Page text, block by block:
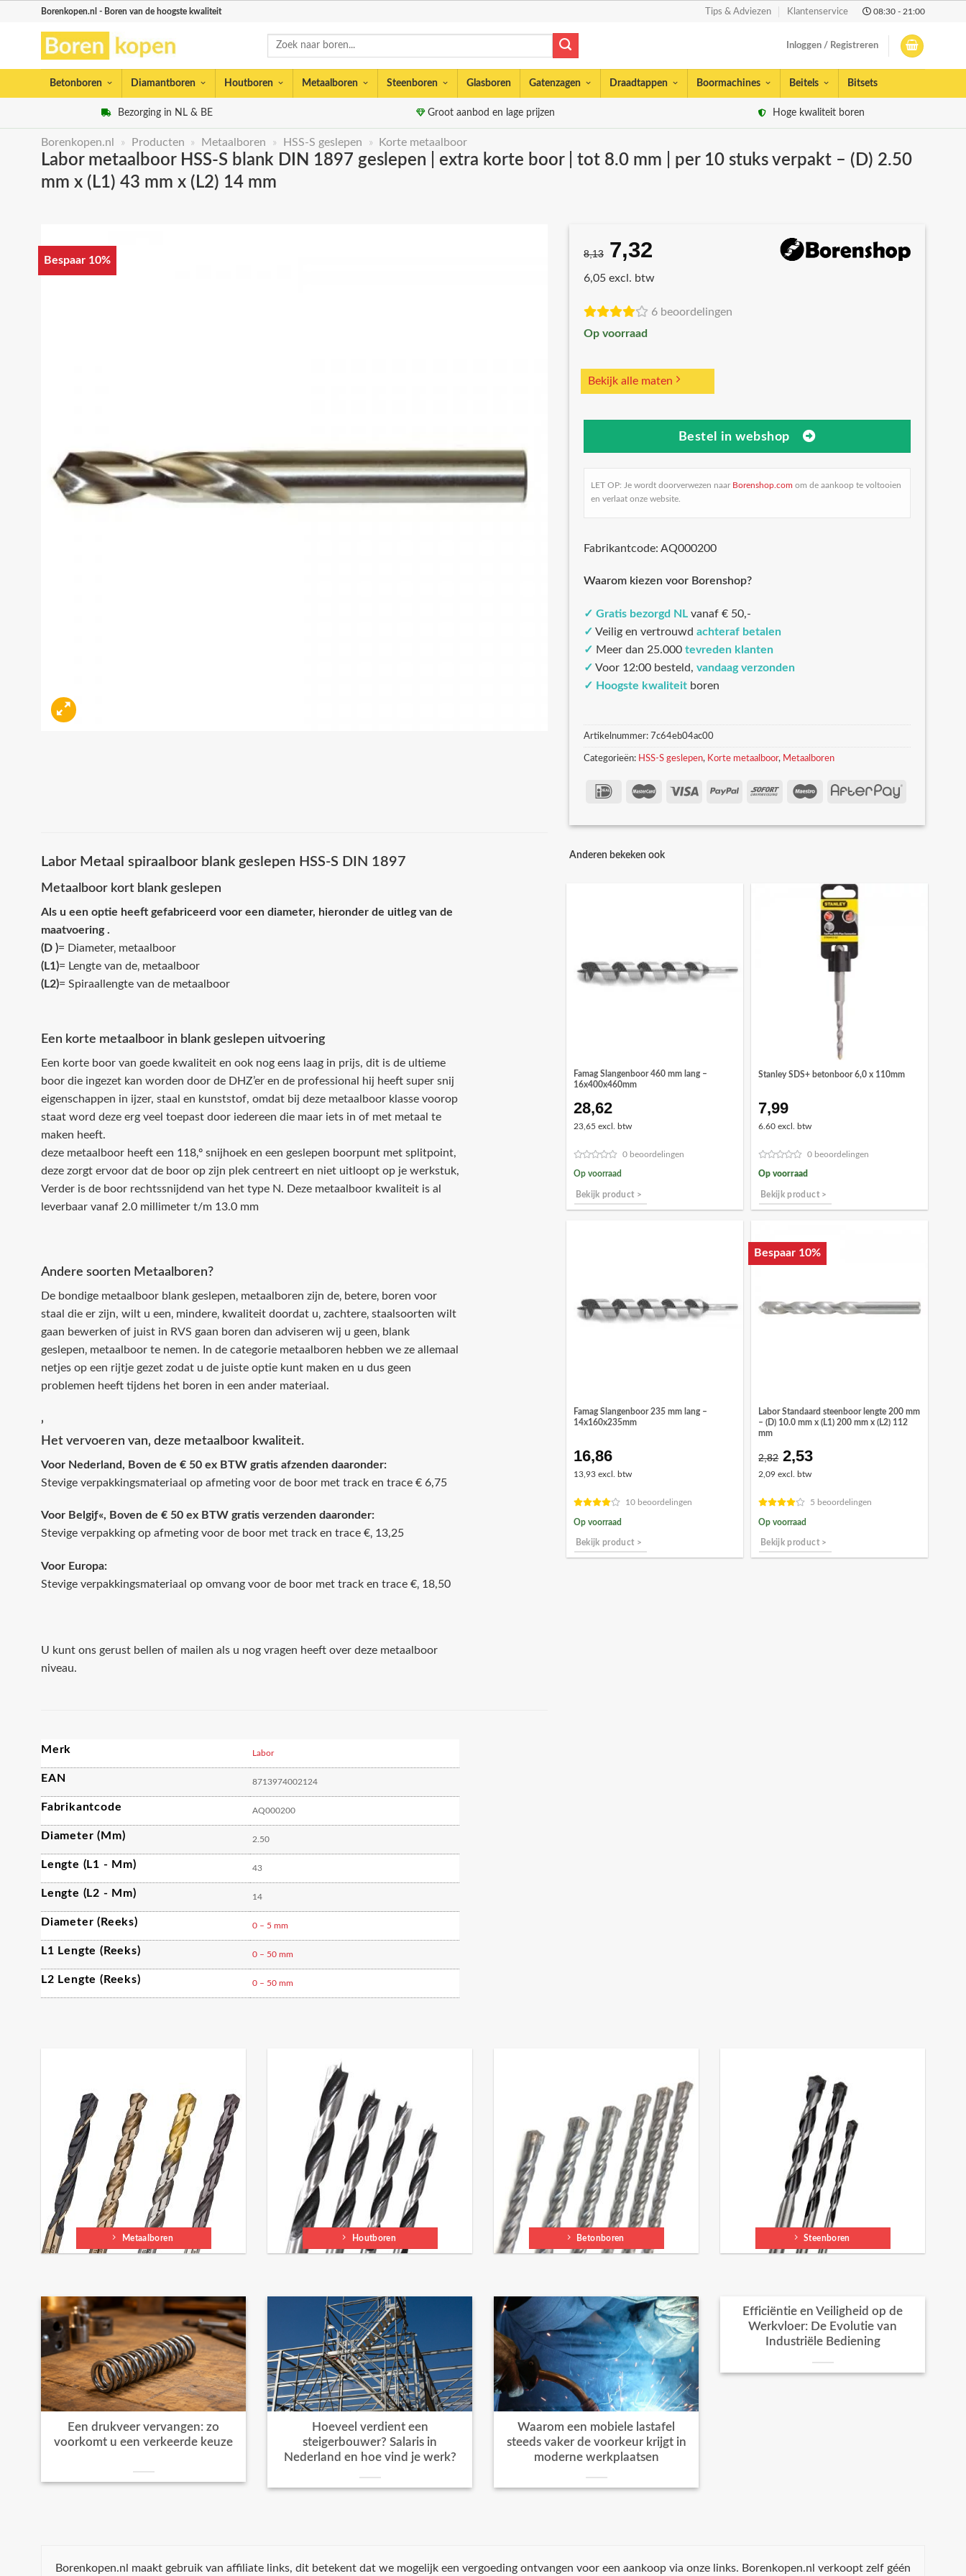
Borenkopen.nl - Boren van de hoogste kwaliteit Tips & Adviezen Klantenservice 08:30 - 21:00
Zoeken
Inloggen / Registreren
Betonboren Diamantboren Houtboren Metaalboren Steenboren Glasboren Gatenzagen Draadtappen Boormachines Beitels Bitsets
Bezorging in NL & BE Groot aanbod en lage prijzen Hoge kwaliteit boren
Borenkopen.nl » Producten » Metaalboren » HSS-S geslepen » Korte metaalboor
Labor metaalboor HSS-S blank DIN 1897 geslepen | extra korte boor | tot 8.0 mm | per 10 stuks verpakt – (D) 2.50
mm x (L1) 43 mm x (L2) 14 mm
Bespaar 10%
8,13 Oorspronkelijke
prijs
€8,13.
7,32
prijs
€7,32.
6,05 excl. btw
6 beoordelingen
Op voorraad
Bekijk alle maten
Bestel in webshop
LET OP: Je wordt doorverwezen naar Borenshop.com om de aankoop te voltooien
en verlaat onze website.
Fabrikantcode: AQ000200
Waarom kiezen voor Borenshop?
✓ Gratis bezorgd NL vanaf € 50,-
✓ Veilig en vertrouwd achteraf betalen
✓ Meer dan 25.000 tevreden klanten
✓ Voor 12:00 besteld, vandaag verzonden
✓ Hoogste kwaliteit boren
Artikelnummer: 7c64eb04ac00
Categorieën: HSS-S geslepen, Korte metaalboor, Metaalboren
Labor Metaal spiraalboor blank geslepen HSS-S DIN 1897
Metaalboor kort blank geslepen
Als u een optie heeft gefabriceerd voor een diameter, hieronder de uitleg van de
maatvoering .
(D )= Diameter‚ metaalboor
(L1)= Lengte van de‚ metaalboor
(L2)= Spiraallengte van de metaalboor
Een korte metaalboor in blank geslepen uitvoering
Een korte boor van goede kwaliteit en ook nog eens laag in prijs, dit is de ultieme
boor die ingezet kan worden door de DHZ’er en de professional hij heeft super snij
eigenschappen in ijzer, staal en kunststof, omdat bij deze metaalboor klasse voorop
staat word deze erg veel toepast door iedereen die maar iets in of met metaal te
maken heeft.
deze metaalboor heeft een 118‚º snijhoek en een geslepen boorpunt met splitpoint,
deze zorgt ervoor dat de boor op zijn plek centreert en niet uitloopt op je werkstuk,
Verder is de boor rechtssnijdend van het type N. Deze metaalboor kwaliteit is al
leverbaar vanaf 2.0 millimeter t/m 13.0 mm
Andere soorten Metaalboren?
De bondige metaalboor blank geslepen‚ metaalboren zijn de‚ betere‚ boren voor
staal die er zijn, wilt u een‚ mindere‚ kwaliteit doordat u‚ zachtere‚ staalsoorten wilt
gaan bewerken of juist in RVS gaan boren dan adviseren wij u geen‚ blank
geslepen‚ metaalboor te nemen. In de categorie metaalboren hebben we ze allemaal
netjes op een rijtje gezet zodat u de juiste optie kunt maken en u dus geen
problemen heeft tijdens het boren in een ander materiaal.
‚
Het vervoeren van‚ deze metaalboor kwaliteit.
Voor Nederland, Boven de € 50 ex BTW gratis afzenden daaronder:
Stevige verpakkingsmateriaal op afmeting voor de boor met track en trace € 6,75
Voor Belgiƒ«, Boven de € 50 ex BTW gratis verzenden daaronder:
Stevige verpakking op afmeting voor de boor met track en trace €‚ 13,25
Voor Europa:
Stevige verpakkingsmateriaal op omvang voor de boor met track en trace €‚ 18,50
U kunt ons gerust bellen of mailen als u nog vragen heeft over deze metaalboor
niveau.
Merk Labor
EAN 8713974002124
Fabrikantcode AQ000200
Diameter (mm) 2.50
Lengte (L1 - Mm) 43
Lengte (L2 - Mm) 14
Diameter (reeks) 0 – 5 mm
L1 Lengte (reeks) 0 – 50 mm
L2 Lengte (reeks) 0 – 50 mm
Anderen bekeken ook
Famag Slangenboor 460 mm lang –
16x400x460mm
28,62
23,65 excl. btw
0 beoordelingen
Op voorraad
Bekijk product >
Stanley SDS+ betonboor 6,0 x 110mm
7,99
6.60 excl. btw
0 beoordelingen
Op voorraad
Bekijk product >
Famag Slangenboor 235 mm lang –
14x160x235mm
16,86
13,93 excl. btw
10 beoordelingen
Op voorraad
Bekijk product >
Bespaar 10%
Labor Standaard steenboor lengte 200 mm
– (D) 10.0 mm x (L1) 200 mm x (L2) 112
mm
2,82 Oorspronkelijke
prijs
€2,82.
2,53Huidige
€2,53.
2,09 excl. btw
5 beoordelingen
Op voorraad
Bekijk product >
Metaalboren Houtboren Betonboren Steenboren
Een drukveer vervangen: zo
voorkomt u een verkeerde keuze
Hoeveel verdient een
steigerbouwer? Salaris in
Nederland en hoe vind je werk?
Waarom een mobiele lastafel
steeds vaker de voorkeur krijgt in
moderne werkplaatsen
Efficiëntie en Veiligheid op de
Werkvloer: De Evolutie van
Industriële Bediening
Borenkopen.nl maakt gebruik van affiliate links, dit betekent dat we mogelijk een vergoeding ontvangen voor een aankoop via onze links. Borenkopen.nl verkoopt zelf géén